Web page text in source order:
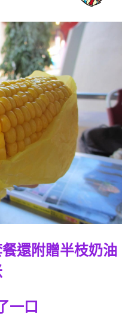
還附贈半枝奶油
一口